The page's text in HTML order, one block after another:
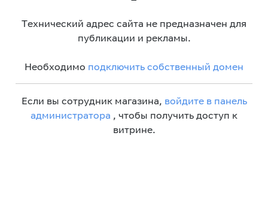
Технический адрес сайта не предназначен для
публикации и рекламы.
Необходимо подключить собственный домен
Если вы сотрудник магазина, войдите в панель
администратора , чтобы получить доступ к
витрине.